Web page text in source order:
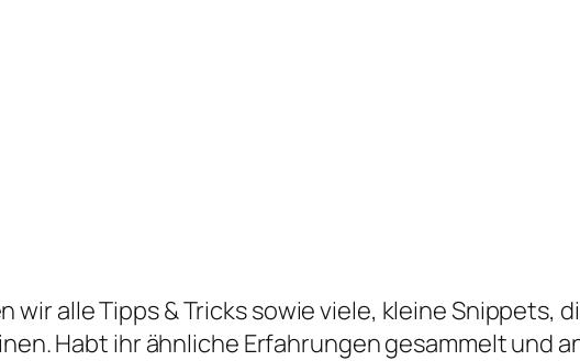
wir alle Tipps & Tricks sowie viele, kleine Snippets,
Habt ihr ähnliche Erfahrungen gesammelt und